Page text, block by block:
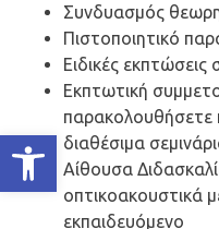
Ανοίξτε τη γραμμή εργαλείων
Συνδυασμός
Πιστοποιητικό
Ειδικές εκπτώσεις
Εκπτωτική
παρακολουθήσετε
διαθέσιμα
Αίθουσα
οπτικοακουστικά
εκπαιδευόμενο